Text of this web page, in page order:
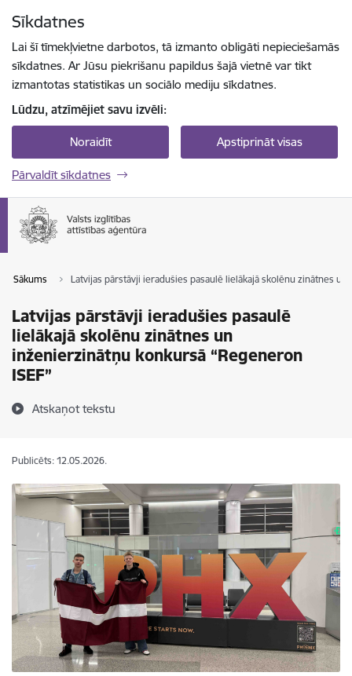
Sīkdatnes
Lai šī tīmekļvietne darbotos, tā izmanto obligāti nepieciešamās
sīkdatnes. Ar Jūsu piekrišanu papildus šajā vietnē var tikt
izmantotas statistikas un sociālo mediju sīkdatnes.
Lūdzu, atzīmējiet savu izvēli:
Noraidīt Apstiprināt visas
Pārvaldīt sīkdatnes
Sākums Latvijas pārstāvji ieradušies pasaulē lielākajā skolēnu zinātnes
Latvijas pārstāvji ieradušies pasaulē
lielākajā skolēnu zinātnes un
inženierzinātņu konkursā “Regeneron
ISEF”
Atskaņot tekstu
Publicēts: 12.05.2026.